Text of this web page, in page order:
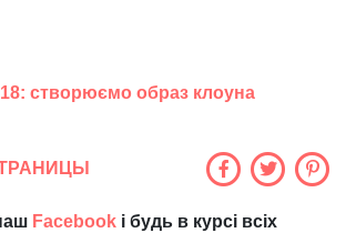
створюємо образ клоуна
Facebook і будь в курсі всіх